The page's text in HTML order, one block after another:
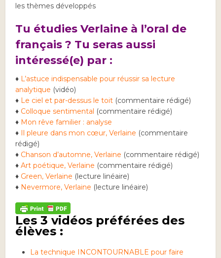
les thèmes développés
Tu étudies Verlaine à l’oral de
français ? Tu seras aussi
intéressé(e) par :
♦ L’astuce indispensable pour réussir sa lecture
analytique (vidéo)
♦ Le ciel et par-dessus le toit (commentaire rédigé)
♦ Colloque sentimental (commentaire rédigé)
♦ Mon rêve familier : analyse
♦ Il pleure dans mon cœur, Verlaine (commentaire
rédigé)
♦ Chanson d’automne, Verlaine (commentaire rédigé)
♦Art poétique, Verlaine (commentaire rédigé)
♦ Green, Verlaine (lecture linéaire)
♦ Nevermore, Verlaine (lecture linéaire)
Les 3 vidéos préférées des
élèves :
La technique INCONTOURNABLE pour faire